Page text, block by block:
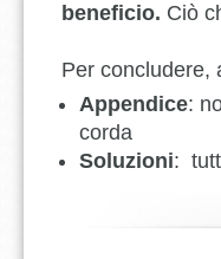
beneficio. Ciò
Per concludere,
Appendice:
corda
Soluzioni: